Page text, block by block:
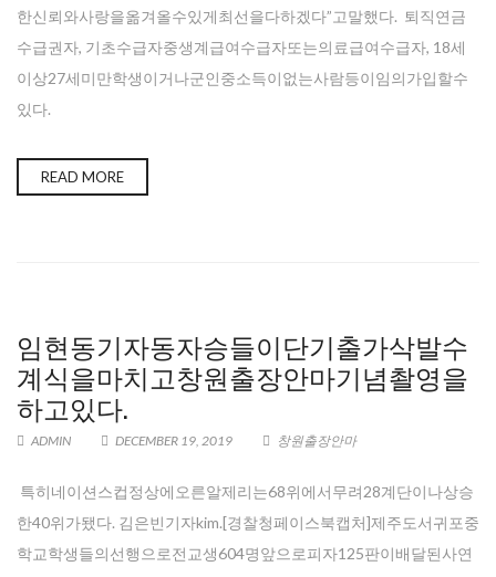
한신뢰와사랑을옮겨올수있게최선을다하겠다”고말했다. 퇴직연금
수급권자, 기초수급자중생계급여수급자또는의료급여수급자, 18세
이상27세미만학생이거나군인중소득이없는사람등이임의가입할수
있다.
READ MORE
임현동기자동자승들이단기출가삭발수
계식을마치고창원출장안마기념촬영을
하고있다.
ADMIN DECEMBER 19, 2019 창원출장안마
특히네이션스컵정상에오른알제리는68위에서무려28계단이나상승
한40위가됐다. 김은빈기자kim.[경찰청페이스북캡처]제주도서귀포중
학교학생들의선행으로전교생604명앞으로피자125판이배달된사연